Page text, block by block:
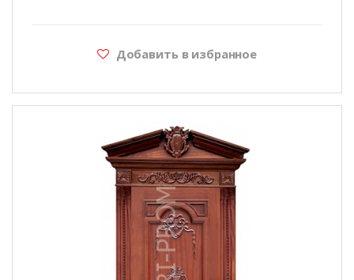
Добавить в избранное